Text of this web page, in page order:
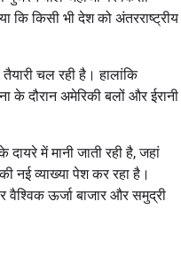
कि किसी भी देश को अंतरराष्ट्रीय
चल रही है। हालांकि
के दौरान अमेरिकी बलों और ईरानी
में मानी जाती रही है, जहां
नई व्याख्या पेश कर रहा है।
वैश्विक ऊर्जा बाजार और समुद्री